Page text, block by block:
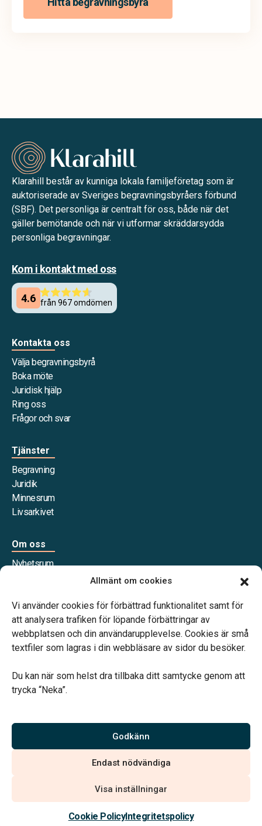
Allmänt om cookies
Vi använder cookies för förbättrad funktionalitet samt för
att analysera trafiken för löpande förbättringar av
webbplatsen och din användarupplevelse. Cookies är små
textfiler som lagras i din webbläsare av sidor du besöker.
Du kan när som helst dra tillbaka ditt samtycke genom att
trycka “Neka”.
Godkänn
Endast nödvändiga
Visa inställningar
Cookie PolicyIntegritetspolicy
Hitta begravningsbyrå 020 - 99 99 00
Klarahill består av kunniga lokala familjeföretag som är
auktoriserade av Sveriges begravningsbyråers förbund
(SBF). Det personliga är centralt för oss, både när det
gäller bemötande och när vi utformar skräddarsydda
personliga begravningar.
Kom i kontakt med oss
Kontakta oss
Välja begravningsbyrå
Boka möte
Juridisk hjälp
Ring oss
Frågor och svar
Tjänster
Begravning
Juridik
Minnesrum
Livsarkivet
Om oss
Nyhetsrum
Våra samarbetspartners
familjejuridiken – genom hela livet.
Allmänna villkor Köpvillkor